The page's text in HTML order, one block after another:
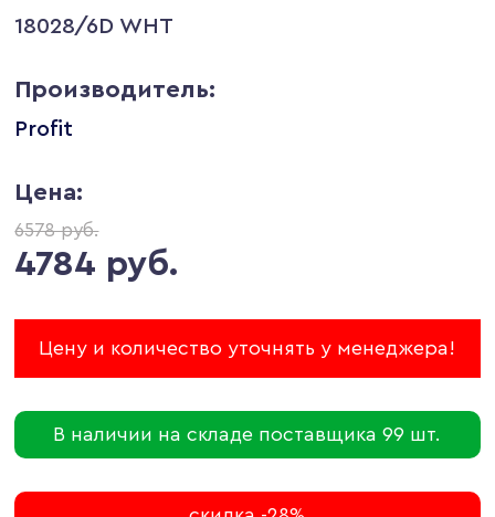
18028/6D WHT
Производитель:
Profit
Цена:
6578 руб.
4784 руб.
Цену и количество уточнять у менеджера!
В наличии на складе поставщика 99 шт.